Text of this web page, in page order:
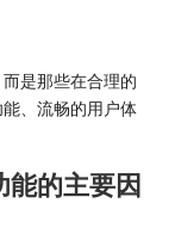
是那些在合理的
、流畅的用户体
能的主要因